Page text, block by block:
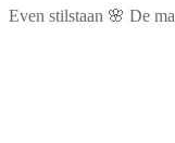
Even stilstaan 🌸 De